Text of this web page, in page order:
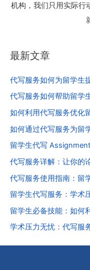
机构，我们只用实际行
最新文章
代写服务如何为留学生
代写服务如何帮助留学
如何利用代写服务优化
如何通过代写服务为留
留学生代写
代写服务详解：让你的
代写服务使用指南：留
留学生代写服务：学术
留学生必备技能：如何
学术压力无忧：代写服